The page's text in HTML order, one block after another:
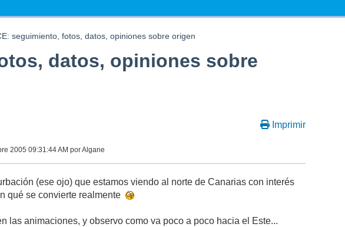
seguimiento, fotos, datos, opiniones sobre origen
datos, opiniones sobre
Imprimir
2005 09:31:44 AM por Algane
(ese ojo) que estamos viendo al norte de Canarias con interés
qué se convierte realmente
las animaciones, y observo como va poco a poco hacia el Este...